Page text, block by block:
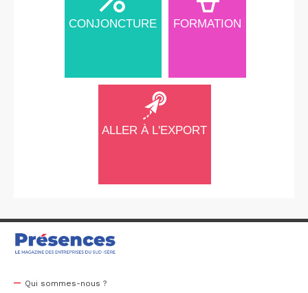
CONJONCTURE FORMATION
ALLER À L'EXPORT
Qui sommes-nous ?